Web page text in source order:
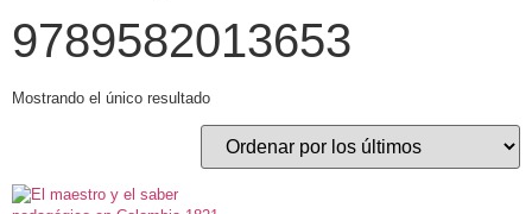
9789582013653
Mostrando el único resultado